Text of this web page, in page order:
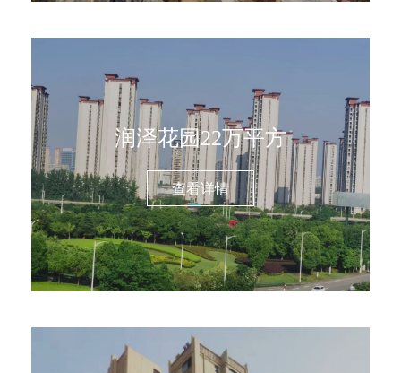
润泽花园22万平方
查看详情